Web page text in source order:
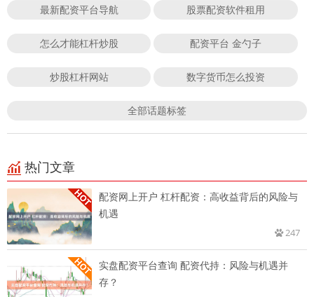
最新配资平台导航 股票配资软件租用
怎么才能杠杆炒股 配资平台 金勺子
炒股杠杆网站 数字货币怎么投资
全部话题标签
热门文章
配资网上开户 杠杆配资：高收益背后的风险与
机遇
247
实盘配资平台查询 配资代持：风险与机遇并
存？